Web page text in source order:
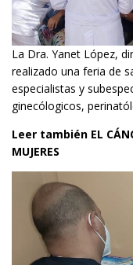
La Dra. Yanet López,
realizado una feria de
especialistas y
ginecólogicos,
Leer también EL
MUJERES